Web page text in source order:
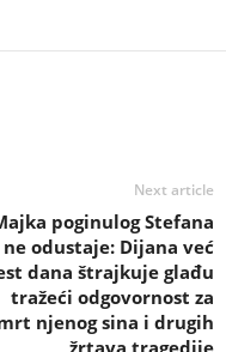
Next article
poginulog Stefana
ne odustaje: Dijana već
dana štrajkuje glađu
tražeći odgovornost za
njenog sina i drugih